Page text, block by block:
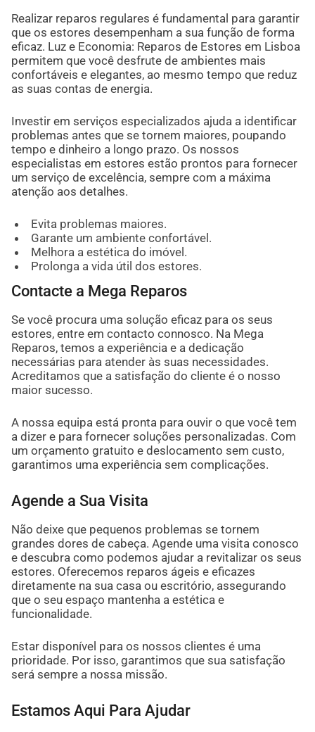
Realizar reparos regulares é fundamental para garantir
que os estores desempenham a sua função de forma
eficaz. Luz e Economia: Reparos de Estores em Lisboa
permitem que você desfrute de ambientes mais
confortáveis e elegantes, ao mesmo tempo que reduz
as suas contas de energia.
Investir em serviços especializados ajuda a identificar
problemas antes que se tornem maiores, poupando
tempo e dinheiro a longo prazo. Os nossos
especialistas em estores estão prontos para fornecer
um serviço de excelência, sempre com a máxima
atenção aos detalhes.
Evita problemas maiores.
Garante um ambiente confortável.
Melhora a estética do imóvel.
Prolonga a vida útil dos estores.
Contacte a Mega Reparos
Se você procura uma solução eficaz para os seus
estores, entre em contacto connosco. Na Mega
Reparos, temos a experiência e a dedicação
necessárias para atender às suas necessidades.
Acreditamos que a satisfação do cliente é o nosso
maior sucesso.
A nossa equipa está pronta para ouvir o que você tem
a dizer e para fornecer soluções personalizadas. Com
um orçamento gratuito e deslocamento sem custo,
garantimos uma experiência sem complicações.
Agende a Sua Visita
Não deixe que pequenos problemas se tornem
grandes dores de cabeça. Agende uma visita conosco
e descubra como podemos ajudar a revitalizar os seus
estores. Oferecemos reparos ágeis e eficazes
diretamente na sua casa ou escritório, assegurando
que o seu espaço mantenha a estética e
funcionalidade.
Estar disponível para os nossos clientes é uma
prioridade. Por isso, garantimos que sua satisfação
será sempre a nossa missão.
Estamos Aqui Para Ajudar